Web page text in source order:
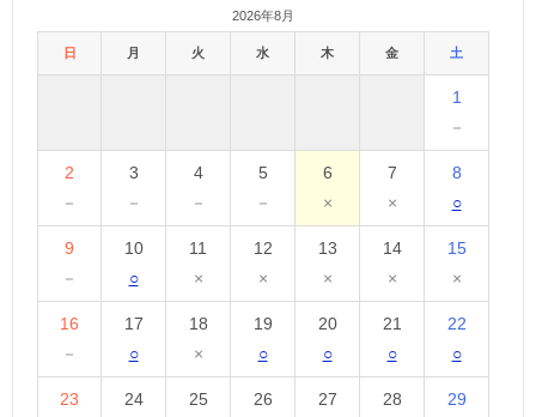
2026年8月
日 月 火 水 木 金 土
1
－
2
－
3
－
4
－
5
－
6
×
7
×
8
○
9
－
10
○
11
×
12
×
13
×
14
×
15
×
16
－
17
○
18
×
19
○
20
○
21
○
22
○
23
24
25
26
27
28
29